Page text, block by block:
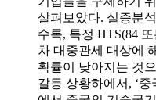
살펴보았다. 실증분
수록, 특정 HTS(84
차 대중관세 대상에
확률이 낮아지는 것
갈등 상황하에서, ‘